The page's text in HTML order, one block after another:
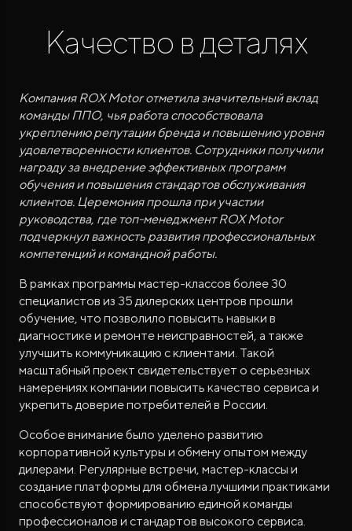
ROX ADAMAS
Совершенно новый флагманский внедорожник
Качество в деталях
Компания ROX Motor отметила значительный вклад
команды ППО, чья работа способствовала
укреплению репутации бренда и повышению уровня
удовлетворенности клиентов. Сотрудники получили
награду за внедрение эффективных программ
обучения и повышения стандартов обслуживания
клиентов. Церемония прошла при участии
руководства, где топ-менеджмент ROX Motor
подчеркнул важность развития профессиональных
компетенций и командной работы.
В рамках программы мастер-классов более 30
специалистов из 35 дилерских центров прошли
обучение, что позволило повысить навыки в
диагностике и ремонте неисправностей, а также
улучшить коммуникацию с клиентами. Такой
масштабный проект свидетельствует о серьезных
намерениях компании повысить качество сервиса и
укрепить доверие потребителей в России.
Особое внимание было уделено развитию
корпоративной культуры и обмену опытом между
дилерами. Регулярные встречи, мастер-классы и
создание платформы для обмена лучшими практиками
способствуют формированию единой команды
профессионалов и стандартов высокого сервиса.